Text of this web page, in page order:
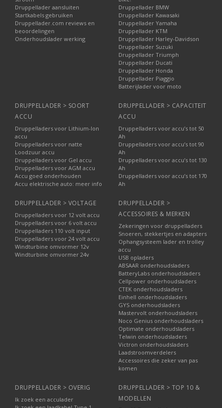
Druppellader aansluiten
Startkabels gebruiken
Druppellader.com reviews en
beoordelingen
Onderhoudslader werking
Druppellader BMW
Druppellader Kawasaki
Druppellader Yamaha
Druppellader KTM
Druppellader Harley-Davidson
Druppellader Suzuki
Druppellader Triumph
Druppellader Ducati
Druppellader Honda
Druppellader Piaggio
Batterijlader voor moto
DRUPPELLADER > SOORT
ACCU
Druppelladers voor Lithium-Ion
accu
Druppelladers voor natte
Loodzuur accu
Druppelladers voor Gel accu
Druppelladers voor AGM accu
Accu goed onderhouden
Accu elektrische auto: meer info
DRUPPELLADER > CAPACITEIT
ACCU
Druppelladers voor accu’s tot 50
Ah
Druppelladers voor accu’s tot 90
Ah
Druppelladers voor accu’s tot 130
Ah
Druppelladers voor accu’s tot 170
Ah
DRUPPELLADER > VOLTAGE
Druppelladers voor 12 volt accu
Druppelladers voor 6 volt accu
Druppelladers 110 volt input
Druppelladers voor 24 volt accu
Windturbine omvormer 12v
Windturbine omvormer 24v
DRUPPELLADER >
ACCESSOIRES & MERKEN
Zekeringen voor druppelladers
Snoeren, stekkertjes en adapters
Ophangsysteem lader en trolley
accu
USB opladers
ABSAAR onderhoudsladers
BatteryLabs onderhoudsladers
Cellpower onderhoudsladers
CTEK onderhoudsladers
Einhell onderhoudsladers
GYS onderhoudsladers
Mastervolt onderhoudsladers
Noco Genius onderhoudsladers
Optimate onderhoudsladers
Telwin onderhoudsladers
Victron onderhoudsladers
Laadstroomverdelers
Accessoires die zeker van pas
komen
DRUPPELLADER > OVERIG
Ik zoek een acculader
DRUPPELLADER > TOP 10 &
MODELLEN